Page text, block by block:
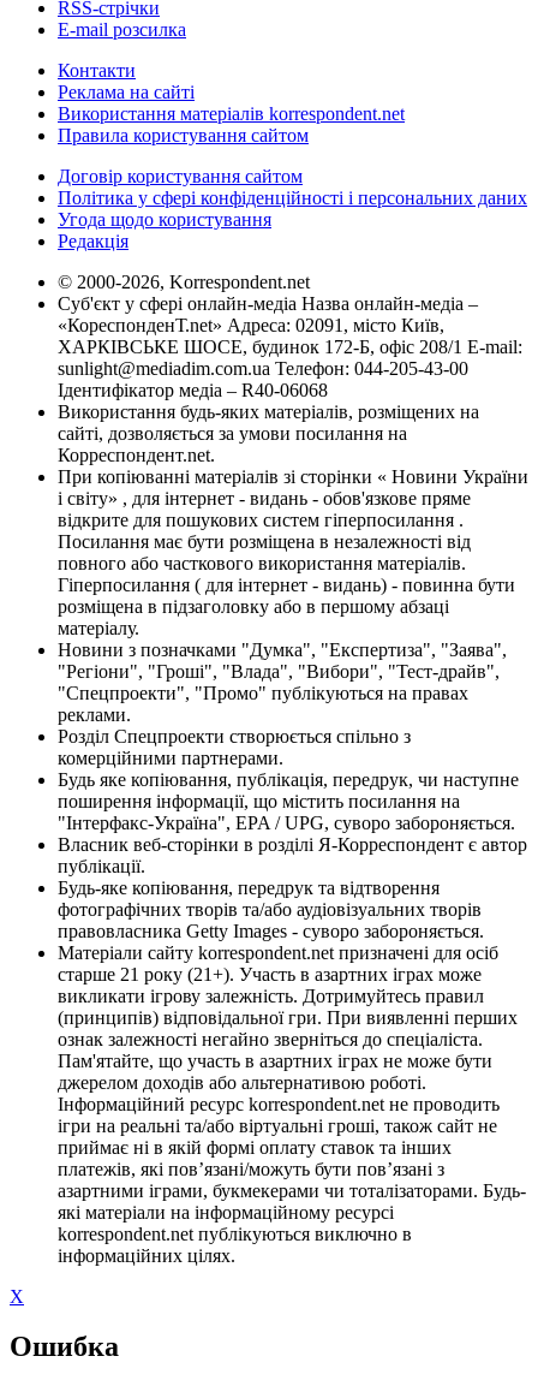
RSS-стрічки
E-mail розсилка
Контакти
Реклама на сайті
Використання матеріалів korrespondent.net
Правила користування сайтом
Договір користування сайтом
Політика у сфері конфіденційності і персональних даних
Угода щодо користування
Редакція
© 2000-2026, Korrespondent.net
Суб'єкт у сфері онлайн-медіа Назва онлайн-медіа –
«КореспонденТ.net» Адреса: 02091, місто Київ,
ХАРКІВСЬКЕ ШОСЕ, будинок 172-Б, офіс 208/1 E-mail:
sunlight@mediadim.com.ua Телефон: 044-205-43-00
Ідентифікатор медіа – R40-06068
Використання будь-яких матеріалів, розміщених на
сайті, дозволяється за умови посилання на
Корреспондент.net.
При копіюванні матеріалів зі сторінки « Новини України
і світу» , для інтернет - видань - обов'язкове пряме
відкрите для пошукових систем гіперпосилання .
Посилання має бути розміщена в незалежності від
повного або часткового використання матеріалів.
Гіперпосилання ( для інтернет - видань) - повинна бути
розміщена в підзаголовку або в першому абзаці
матеріалу.
Новини з позначками "Думка", "Експертиза", "Заява",
"Регіони", "Гроші", "Влада", "Вибори", "Тест-драйв",
"Спецпроекти", "Промо" публікуються на правах
реклами.
Розділ Спецпроекти створюється спільно з
комерційними партнерами.
Будь яке копіювання, публікація, передрук, чи наступне
поширення інформації, що містить посилання на
"Інтерфакс-Україна", EPA / UPG, суворо забороняється.
Власник веб-сторінки в розділі Я-Корреспондент є автор
публікації.
Будь-яке копіювання, передрук та відтворення
фотографічних творів та/або аудіовізуальних творів
правовласника Getty Images - суворо забороняється.
Матеріали сайту korrespondent.net призначені для осіб
старше 21 року (21+). Участь в азартних іграх може
викликати ігрову залежність. Дотримуйтесь правил
(принципів) відповідальної гри. При виявленні перших
ознак залежності негайно зверніться до спеціаліста.
Пам'ятайте, що участь в азартних іграх не може бути
джерелом доходів або альтернативою роботі.
Інформаційний ресурс korrespondent.net не проводить
ігри на реальні та/або віртуальні гроші, також сайт не
приймає ні в якій формі оплату ставок та інших
платежів, які пов’язані/можуть бути пов’язані з
азартними іграми, букмекерами чи тоталізаторами. Будь-
які матеріали на інформаційному ресурсі
korrespondent.net публікуються виключно в
інформаційних цілях.
X
Ошибка